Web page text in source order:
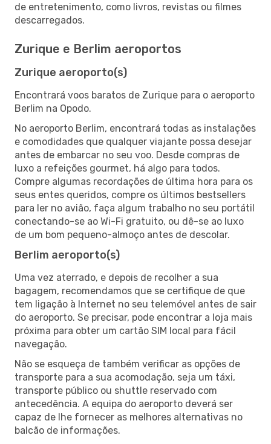
de entretenimento, como livros, revistas ou filmes
descarregados.
Zurique e Berlim aeroportos
Zurique aeroporto(s)
Encontrará voos baratos de Zurique para o aeroporto
Berlim na Opodo.
No aeroporto Berlim, encontrará todas as instalações
e comodidades que qualquer viajante possa desejar
antes de embarcar no seu voo. Desde compras de
luxo a refeições gourmet, há algo para todos.
Compre algumas recordações de última hora para os
seus entes queridos, compre os últimos bestsellers
para ler no avião, faça algum trabalho no seu portátil
conectando-se ao Wi-Fi gratuito, ou dê-se ao luxo
de um bom pequeno-almoço antes de descolar.
Berlim aeroporto(s)
Uma vez aterrado, e depois de recolher a sua
bagagem, recomendamos que se certifique de que
tem ligação à Internet no seu telemóvel antes de sair
do aeroporto. Se precisar, pode encontrar a loja mais
próxima para obter um cartão SIM local para fácil
navegação.
Não se esqueça de também verificar as opções de
transporte para a sua acomodação, seja um táxi,
transporte público ou shuttle reservado com
antecedência. A equipa do aeroporto deverá ser
capaz de lhe fornecer as melhores alternativas no
balcão de informações.